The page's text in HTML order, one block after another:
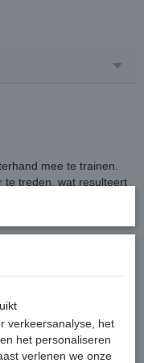
mee te trainen.
te treden, wat resulteert
longeren, of met
ruim verstelbaar.
verkeersanalyse, het
het personaliseren
verlenen we onze